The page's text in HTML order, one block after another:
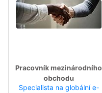
Pracovník mezinárodního
obchodu
Specialista na globální e-